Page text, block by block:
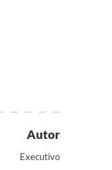
Autor
Executivo